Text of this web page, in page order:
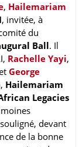
, Hailemariam
, invitée, à
du
Ball. Il
Rachelle Yayi,
George
Hailemariam
Legacies
devant
de la bonne